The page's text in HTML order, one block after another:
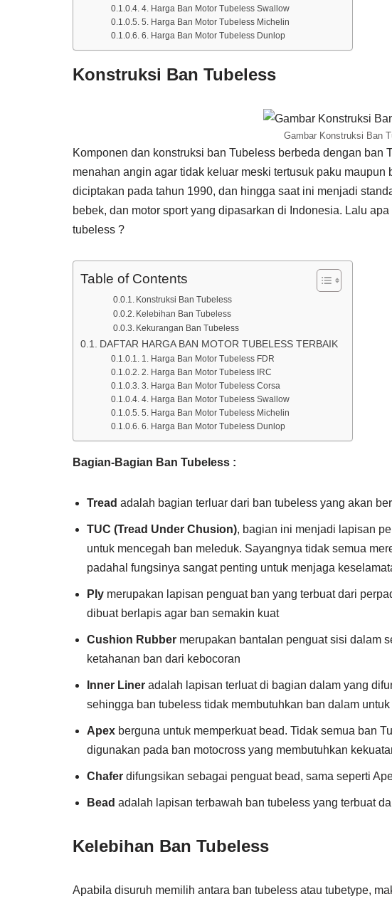
4. Harga Ban Motor Tubeless Swallow
5. Harga Ban Motor Tubeless Michelin
6. Harga Ban Motor Tubeless Dunlop
Konstruksi Ban Tubeless
Gambar Konstruksi Ban
Komponen dan konstruksi ban Tubeless berbeda dengan ban
menahan angin agar tidak keluar meski tertusuk paku
diciptakan pada tahun 1990, dan hingga saat ini menjadi
bebek, dan motor sport yang dipasarkan di Indonesia. Lalu
tubeless ?
Table of Contents
Konstruksi Ban Tubeless
Kelebihan Ban Tubeless
Kekurangan Ban Tubeless
DAFTAR HARGA BAN MOTOR TUBELESS TERBAIK
1. Harga Ban Motor Tubeless FDR
2. Harga Ban Motor Tubeless IRC
3. Harga Ban Motor Tubeless Corsa
4. Harga Ban Motor Tubeless Swallow
5. Harga Ban Motor Tubeless Michelin
6. Harga Ban Motor Tubeless Dunlop
Bagian-Bagian Ban Tubeless :
Tread adalah bagian terluar dari ban tubeless yang akan
TUC (Tread Under Chusion), bagian ini menjadi lapisan
untuk mencegah ban meleduk. Sayangnya tidak semua
padahal fungsinya sangat penting untuk menjaga
Ply merupakan lapisan penguat ban yang terbuat dari
dibuat berlapis agar ban semakin kuat
Cushion Rubber merupakan bantalan penguat sisi dalam
ketahanan ban dari kebocoran
Inner Liner adalah lapisan terluat di bagian dalam yang
sehingga ban tubeless tidak membutuhkan ban dalam
Apex berguna untuk memperkuat bead. Tidak semua ban
digunakan pada ban motocross yang membutuhkan
Chafer difungsikan sebagai penguat bead, sama seperti
Bead adalah lapisan terbawah ban tubeless yang terbuat
Kelebihan Ban Tubeless
Apabila disuruh memilih antara ban tubeless atau tubetype,